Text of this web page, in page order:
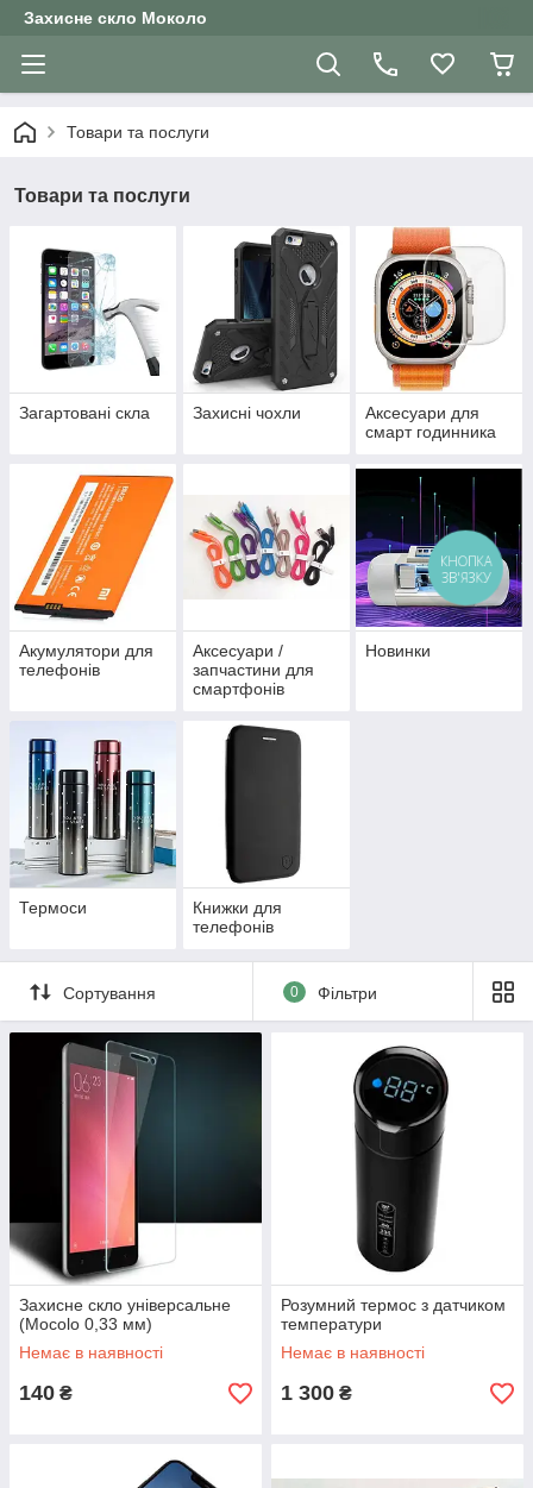
Захисне скло Moколо
Товари та послуги
Товари та послуги
Загартовані скла Захисні чохли
Аксесуари для
смарт годинника
Акумулятори для
телефонів
Аксесуари /
запчастини для
смартфонів
Новинки
Термоси
Книжки для
телефонів
Сортування 0 Фільтри
Захисне скло універсальне
(Mocolo 0,33 мм)
Немає в наявності
140 ₴
Розумний термос з датчиком
температури
Немає в наявності
1 300 ₴
КНОПКА
ЗВ'ЯЗКУ